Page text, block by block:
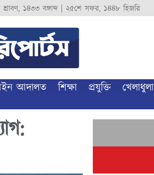
১৪৩৩ বঙ্গাব্দ| ২৫শে সফর, ১৪৪৮ হিজরি
আদালত শিক্ষা প্রযুক্তি খেলাধুলা